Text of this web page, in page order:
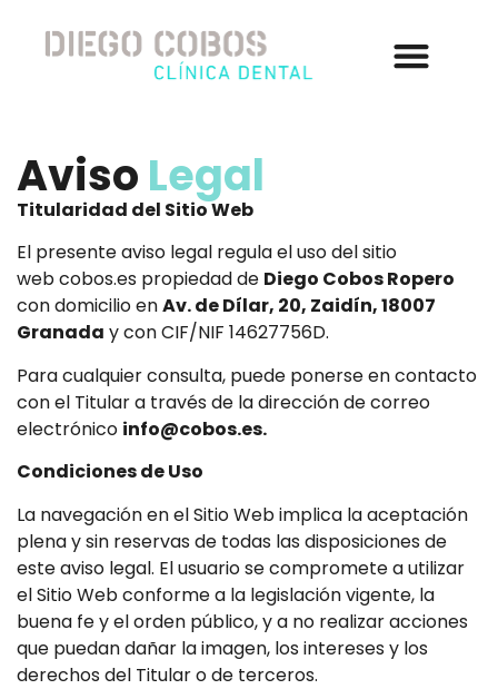
Aviso Legal
Titularidad del Sitio Web
El presente aviso legal regula el uso del sitio
web cobos.es propiedad de Diego Cobos Ropero
con domicilio enAv. de Dílar, 20, Zaidín, 18007
Granada y con CIF/NIF 14627756D.
Para cualquier consulta, puede ponerse en contacto
con el Titular a través de la dirección de correo
electrónico info@cobos.es.
Condiciones de Uso
La navegación en el Sitio Web implica la aceptación
plena y sin reservas de todas las disposiciones de
este aviso legal. El usuario se compromete a utilizar
el Sitio Web conforme a la legislación vigente, la
buena fe y el orden público, y a no realizar acciones
que puedan dañar la imagen, los intereses y los
derechos del Titular o de terceros.